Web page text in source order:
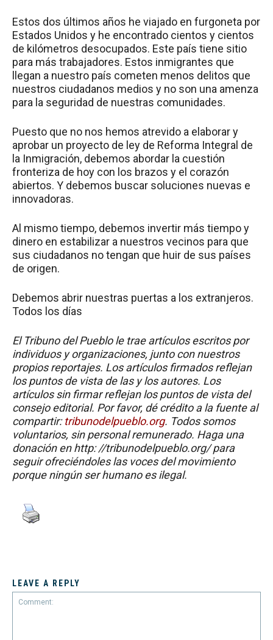
Estos dos últimos años he viajado en furgoneta por
Estados Unidos y he encontrado cientos y cientos
de kilómetros desocupados. Este país tiene sitio
para más trabajadores. Estos inmigrantes que
llegan a nuestro país cometen menos delitos que
nuestros ciudadanos medios y no son una amenza
para la seguridad de nuestras comunidades.
Puesto que no nos hemos atrevido a elaborar y
aprobar un proyecto de ley de Reforma Integral de
la Inmigración, debemos abordar la cuestión
fronteriza de hoy con los brazos y el corazón
abiertos. Y debemos buscar soluciones nuevas e
innovadoras.
Al mismo tiempo, debemos invertir más tiempo y
dinero en estabilizar a nuestros vecinos para que
sus ciudadanos no tengan que huir de sus países
de origen.
Debemos abrir nuestras puertas a los extranjeros.
Todos los días
El Tribuno del Pueblo le trae artículos escritos por
individuos y organizaciones, junto con nuestros
propios reportajes. Los artículos firmados reflejan
los puntos de vista de las y los autores. Los
artículos sin firmar reflejan los puntos de vista del
consejo editorial. Por favor, dé crédito a la fuente al
compartir:tribunodelpueblo.org. Todos somos
voluntarios, sin personal remunerado. Haga una
donación en http: //tribunodelpueblo.org/ para
seguir ofreciéndoles las voces del movimiento
porque ningún ser humano es ilegal.
LEAVE A REPLY